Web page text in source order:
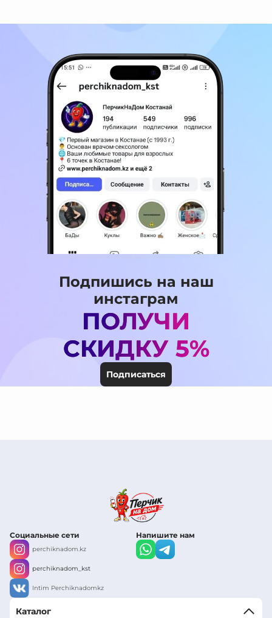
Подпишись на наш
инстаграм
ПОЛУЧИ
СКИДКУ 5%
Подписаться
Социальные сети
perchiknadom.kz
perchiknadom_kst
Intim Perchiknadomkz
Напишите нам
Каталог